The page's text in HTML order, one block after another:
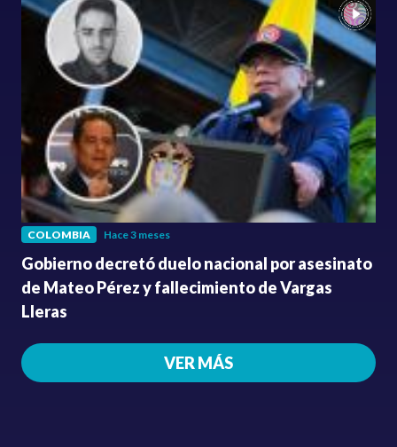
COLOMBIA Hace 3 meses
Gobierno decretó duelo nacional por asesinato
de Mateo Pérez y fallecimiento de Vargas
Lleras
VER MÁS